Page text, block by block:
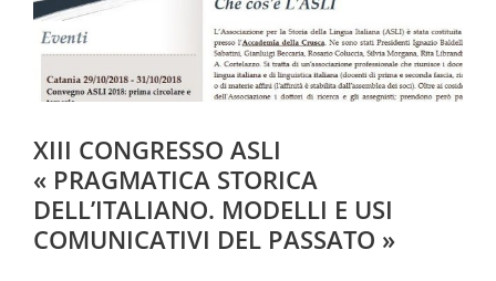
XIII CONGRESSO ASLI
« PRAGMATICA STORICA
DELL’ITALIANO. MODELLI E USI
COMUNICATIVI DEL PASSATO »